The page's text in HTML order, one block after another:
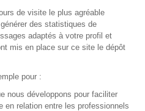
du site
SAFI
de visite le plus agréable
des statistiques de
adaptés à votre profil et
mis en place sur ce site le dépôt
pour :
nous développons pour faciliter
en relation entre les professionnels